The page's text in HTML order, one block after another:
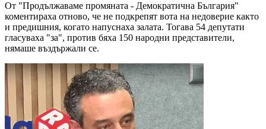
От "Продължаваме промяната - Демократична България"
коментираха отново, че не подкрепят вота на недоверие както
и предишния, когато напуснаха залата. Тогава 54 депутати
гласуваха "за", против бяха 150 народни представители,
нямаше въздържали се.